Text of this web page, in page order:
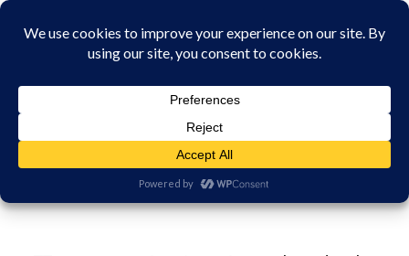
MAISON DE LA RANDONNÉE EN
VANOISE